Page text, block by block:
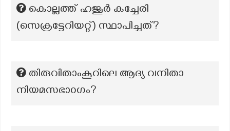
കൊല്ലത്ത് ഹജൂർ കച്ചേരി
(സെക്രട്ടേറിയറ്റ്) സ്ഥാപിച്ചത്?
തിരുവിതാംകൂറിലെ ആദ്യ വനിതാ
നിയമസഭാ൦ഗം?